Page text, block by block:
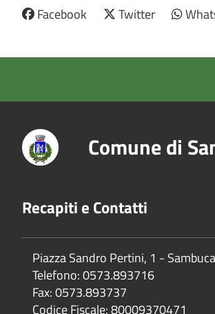
Facebook
Twitter
Comune di
Recapiti e Contatti
Piazza Sandro Pertini, 1 -
Telefono: 0573.893716
Fax: 0573.893737
Codice Fiscale: 80009370471